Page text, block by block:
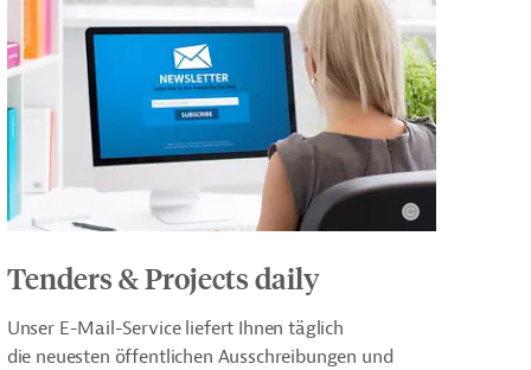
Tenders & Projects daily
Unser E-Mail-Service liefert Ihnen täglich
die neuesten öffentlichen Ausschreibungen und